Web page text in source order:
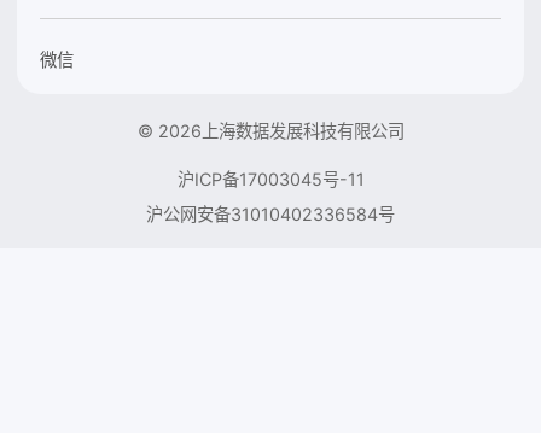
微信
© 2026上海数据发展科技有限公司
沪ICP备17003045号-11
沪公网安备31010402336584号